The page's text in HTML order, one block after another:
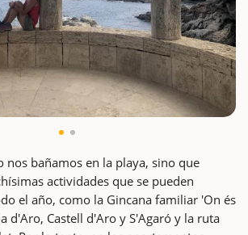
nos bañamos en la playa, sino que
actividades que se pueden
el año, como la Gincana familiar 'On és
d'Aro, Castell d'Aro y S'Agaró y la ruta